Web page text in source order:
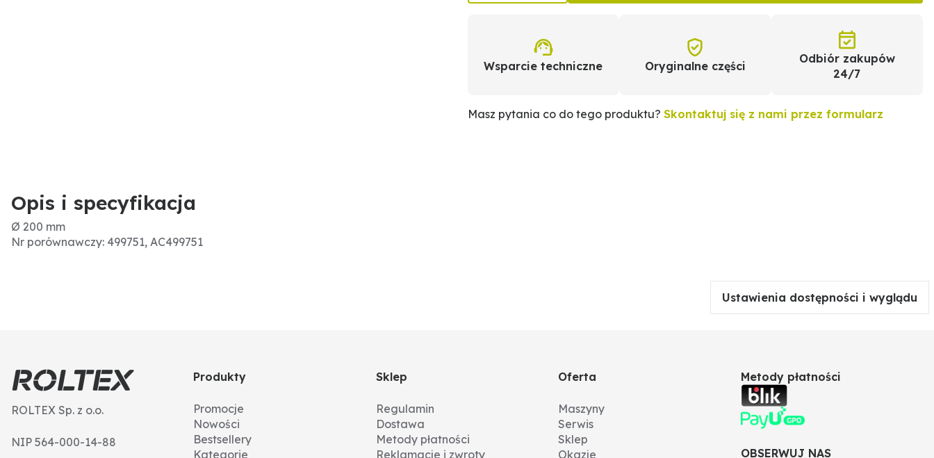
Wsparcie techniczne Oryginalne części
Odbiór zakupów
24/7
Masz pytania co do tego produktu? Skontaktuj się z nami przez formularz
Opis i specyfikacja
Ø 200 mm
Nr porównawczy: 499751, AC499751
Ustawienia dostępności i wyglądu
ROLTEX Sp. z o.o.
NIP 564-000-14-88
Produkty
Promocje
Nowości
Bestsellery
Kategorie
Sklep
Regulamin
Dostawa
Metody płatności
Reklamacje i zwroty
Oferta
Maszyny
Serwis
Sklep
Okazje
Metody płatności
OBSERWUJ NAS